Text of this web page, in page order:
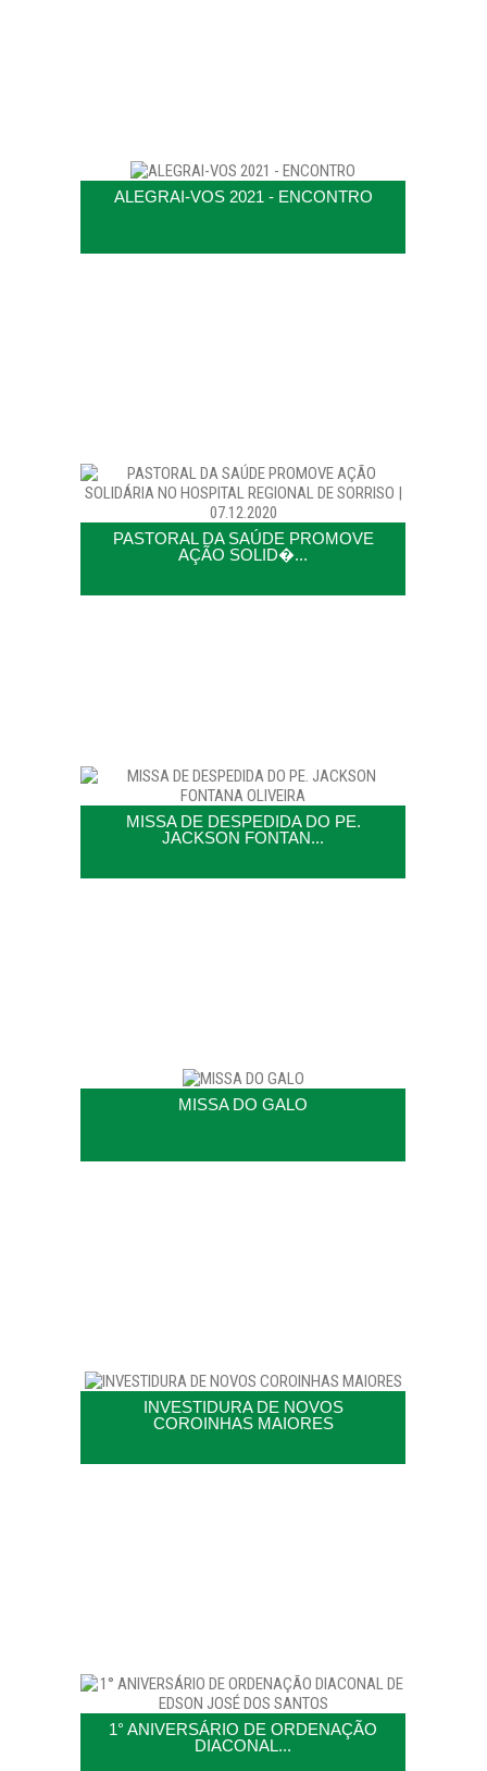
ALEGRAI-VOS 2021 - ENCONTRO
PASTORAL DA SAÚDE PROMOVE
AÇÃO SOLID�...
MISSA DE DESPEDIDA DO PE.
JACKSON FONTAN...
MISSA DO GALO
INVESTIDURA DE NOVOS
COROINHAS MAIORES
1° ANIVERSÁRIO DE ORDENAÇÃO
DIACONAL...